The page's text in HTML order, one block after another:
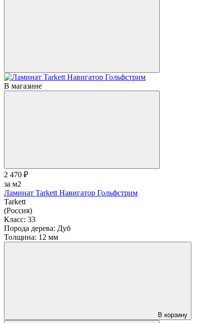
В магазине
2 470 ₽
за м2
Ламинат Tarkett Навигатор Гольфстрим
Tarkett
(Россия)
Класс: 33
Порода дерева: Дуб
Толщина: 12 мм
В корзину